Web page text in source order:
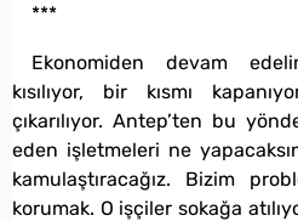
***
Ekonomiden devam
kısılıyor, bir kısmı
çıkarılıyor. Antep’ten bu
eden işletmeleri ne
kamulaştıracağız. Bizim
korumak. O işçiler sokağa